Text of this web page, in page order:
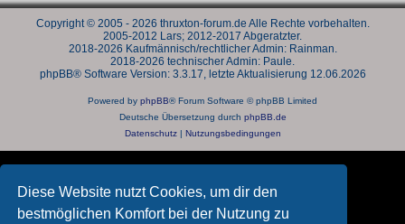
Diese Website nutzt Cookies, um dir den
bestmöglichen Komfort bei der Nutzung zu
Copyright © 2005 - 2026 thruxton-forum.de Alle Rechte vorbehalten.
2005-2012 Lars; 2012-2017 Abgeratzter.
2018-2026 Kaufmännisch/rechtlicher Admin: Rainman.
2018-2026 technischer Admin: Paule.
phpBB® Software Version: 3.3.17, letzte Aktualisierung 12.06.2026
Powered by phpBB® Forum Software © phpBB Limited
Deutsche Übersetzung durch phpBB.de
Datenschutz| Nutzungsbedingungen